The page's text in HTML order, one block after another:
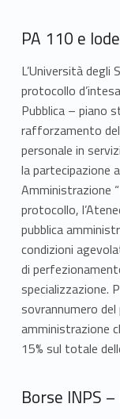
PA 110 e lode
L’Università
protocollo
Pubblica – piano
rafforzamento
personale in
la partecipazione
Amministrazione
protocollo,
pubblica
condizioni
di
specializzazione.
sovrannumero del
amministrazione
15% sul totale
Borse INPS